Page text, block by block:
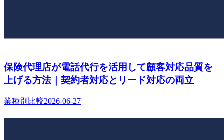
保険代理店が電話代行を活用して顧客対応品質を
上げる方法｜契約者対応とリード対応の両立
業種別比較2026-06-27